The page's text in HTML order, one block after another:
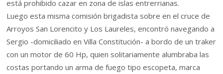
está prohibido cazar en zona de islas entrerrianas.
Luego esta misma comisión brigadista sobre en el cruce de
Arroyos San Lorencito y Los Laureles, encontró navegando a
Sergio -domiciliado en Villa Constitución- a bordo de un traker
con un motor de 60 Hp, quien solitariamente alumbraba las
costas portando un arma de fuego tipo escopeta, marca